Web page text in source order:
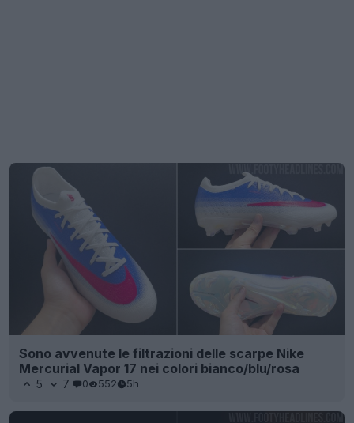
Sono avvenute le filtrazioni delle scarpe Nike
Mercurial Vapor 17 nei colori bianco/blu/rosa
5 7 0 552 5h